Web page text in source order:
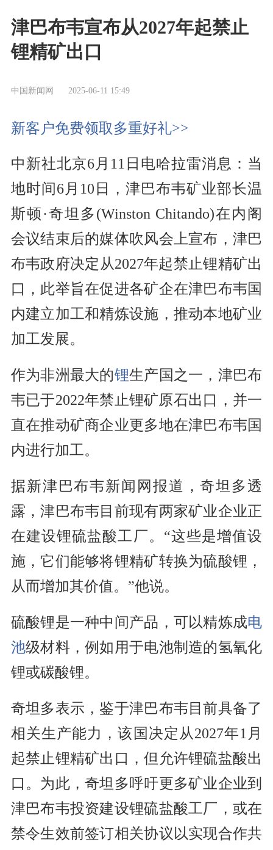
津巴布韦宣布从2027年起禁止
锂精矿出口
中国新闻网 2025-06-11 15:49
新客户免费领取多重好礼>>
中新社北京6月11日电哈拉雷消息：当
地时间6月10日，津巴布韦矿业部长温
斯顿·奇坦多(Winston Chitando)在内阁
会议结束后的媒体吹风会上宣布，津巴
布韦政府决定从2027年起禁止锂精矿出
口，此举旨在促进各矿企在津巴布韦国
内建立加工和精炼设施，推动本地矿业
加工发展。
作为非洲最大的锂生产国之一，津巴布
韦已于2022年禁止锂矿原石出口，并一
直在推动矿商企业更多地在津巴布韦国
内进行加工。
据新津巴布韦新闻网报道，奇坦多透
露，津巴布韦目前现有两家矿业企业正
在建设锂硫盐酸工厂。“这些是增值设
施，它们能够将锂精矿转换为硫酸锂，
从而增加其价值。”他说。
硫酸锂是一种中间产品，可以精炼成电
池级材料，例如用于电池制造的氢氧化
锂或碳酸锂。
奇坦多表示，鉴于津巴布韦目前具备了
相关生产能力，该国决定从2027年1月
起禁止锂精矿出口，但允许锂硫盐酸出
口。为此，奇坦多呼吁更多矿业企业到
津巴布韦投资建设锂硫盐酸工厂，或在
禁令生效前签订相关协议以实现合作共